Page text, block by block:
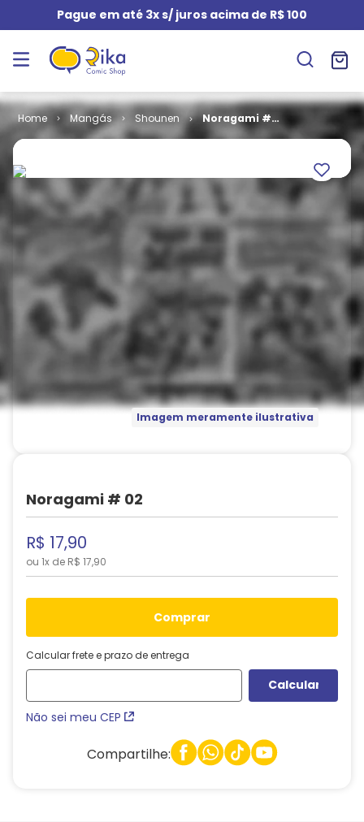
Pague em até 3x s/ juros acima de R$ 100
Mangás Shounen
Noragami #
Imagem meramente ilustrativa
Noragami # 02
R$ 17,90
ou 1x de R$ 17,90
comprar
Calcular frete e prazo de entrega
Não sei meu CEP
Compartilhe: